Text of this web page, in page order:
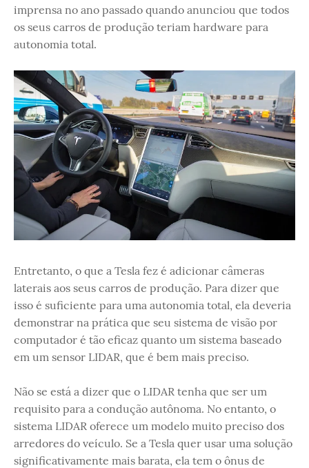
imprensa no ano passado quando anunciou que todos
os seus carros de produção teriam hardware para
autonomia total.
Entretanto, o que a Tesla fez é adicionar câmeras
laterais aos seus carros de produção. Para dizer que
isso é suficiente para uma autonomia total, ela deveria
demonstrar na prática que seu sistema de visão por
computador é tão eficaz quanto um sistema baseado
em um sensor LIDAR, que é bem mais preciso.
Não se está a dizer que o LIDAR tenha que ser um
requisito para a condução autônoma. No entanto, o
sistema LIDAR oferece um modelo muito preciso dos
arredores do veículo. Se a Tesla quer usar uma solução
significativamente mais barata, ela tem o ônus de